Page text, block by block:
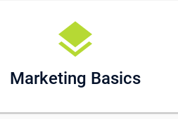
layers
Marketing Basics